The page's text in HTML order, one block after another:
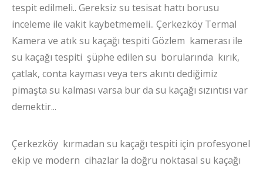
tespit edilmeli.. Gereksiz su tesisat hattı borusu
inceleme ile vakit kaybetmemeli.. Çerkezköy Termal
Kamera ve atık su kaçağı tespiti Gözlem kamerası ile
su kaçağı tespiti şüphe edilen su borularında kırık,
çatlak, conta kayması veya ters akıntı dediğimiz
pimaşta su kalması varsa bur da su kaçağı sızıntısı var
demektir...
Çerkezköy kırmadan su kaçağı tespiti için profesyonel
ekip ve modern cihazlar la doğru noktasal su kaçağı